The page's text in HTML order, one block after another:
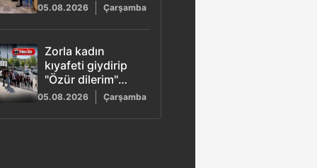
temaslarını
sürdürüyor:
Dörtlü zirve
gerçekleşti
05.08.2026 Çarşamba
Zorla kadın
kıyafeti giydirip
"Özür dilerim"
dedirttiler: 6 kişi
yakalandı
05.08.2026 Çarşamba